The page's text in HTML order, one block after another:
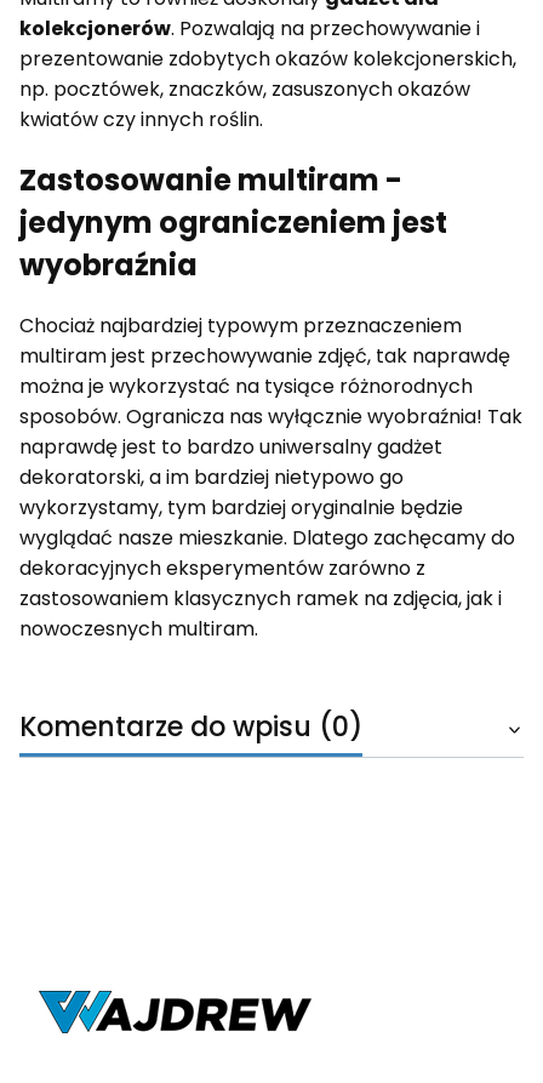
kolekcjonerów. Pozwalają na przechowywanie i
prezentowanie zdobytych okazów kolekcjonerskich,
np. pocztówek, znaczków, zasuszonych okazów
kwiatów czy innych roślin.
Zastosowanie multiram -
jedynym ograniczeniem jest
wyobraźnia
Chociaż najbardziej typowym przeznaczeniem
multiram jest przechowywanie zdjęć, tak naprawdę
można je wykorzystać na tysiące różnorodnych
sposobów. Ogranicza nas wyłącznie wyobraźnia! Tak
naprawdę jest to bardzo uniwersalny gadżet
dekoratorski, a im bardziej nietypowo go
wykorzystamy, tym bardziej oryginalnie będzie
wyglądać nasze mieszkanie. Dlatego zachęcamy do
dekoracyjnych eksperymentów zarówno z
zastosowaniem klasycznych ramek na zdjęcia, jak i
nowoczesnych multiram.
Komentarze do wpisu (0)